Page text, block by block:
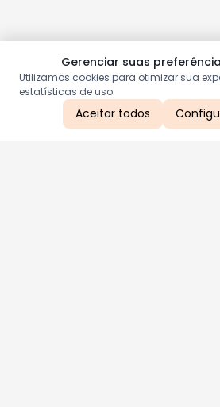
Gerenciar suas
Utilizamos cookies para otimizar sua
estatísticas de uso.
Aceitar todos